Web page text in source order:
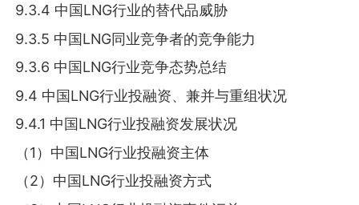
9.3.4 中国LNG行业的替代品威胁
9.3.5 中国LNG同业竞争者的竞争能力
9.3.6 中国LNG行业竞争态势总结
9.4 中国LNG行业投融资、兼并与重组状况
9.4.1 中国LNG行业投融资发展状况
（1）中国LNG行业投融资主体
（2）中国LNG行业投融资方式